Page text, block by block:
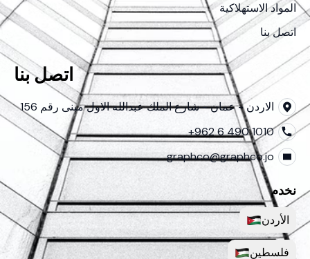
المواد الاستهلاكية
اتصل بنا
اتصل بنا
الاردن - عمان - شارع الملك عبدالله الاول مبنى رقم 156
+962 6 490 1010
graphco@graphco.jo
نخدم
الأردن
فلسطين